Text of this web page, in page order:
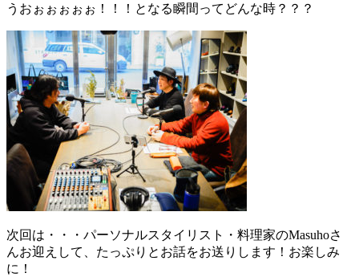
うおぉぉぉぉぉ！！！となる瞬間ってどんな時？？？
次回は・・・パーソナルスタイリスト・料理家のMasuhoさ
んお迎えして、たっぷりとお話をお送りします！お楽しみ
に！